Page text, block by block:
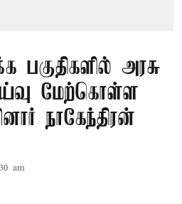
பகுதிகளில் அரசு
மேற்கொள்ள
நாகேந்திரன்
am